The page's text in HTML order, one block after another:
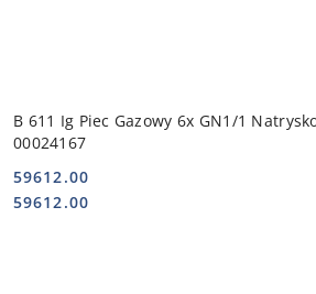
B 611 Ig Piec Gazowy 6x GN1/1
00024167
Cena:
59612.00
Cena:
59612.00